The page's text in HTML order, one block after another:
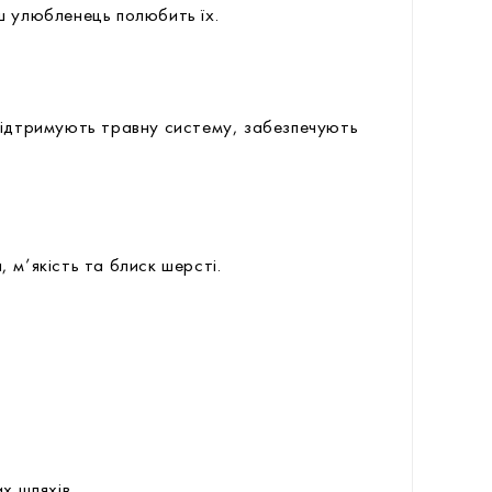
улюбленець полюбить їх.
травну систему, забезпечують
та блиск шерсті.